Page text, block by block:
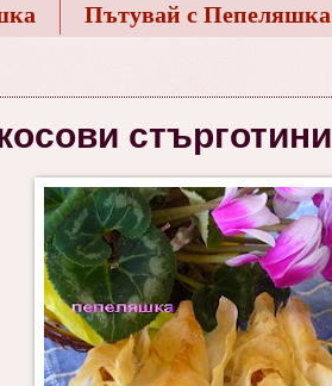
Пътувай с Пепеляшка
стърготини